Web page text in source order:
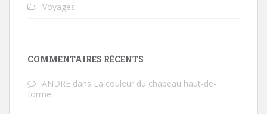
Voyages
COMMENTAIRES RÉCENTS
ANDRE dans La couleur du chapeau haut-de-
forme